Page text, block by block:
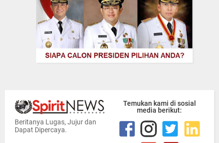
Beritanya Lugas, Jujur dan
Dapat Dipercaya.
Temukan kami di sosial
media berikut: